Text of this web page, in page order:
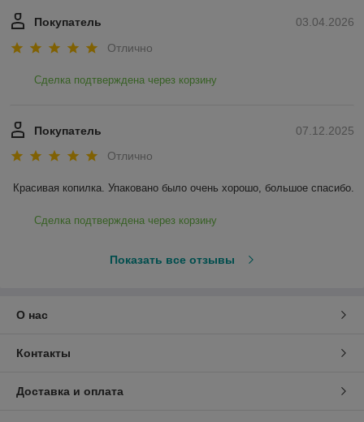
03.04.2026
Покупатель
Отлично
Сделка подтверждена через корзину
07.12.2025
Покупатель
Отлично
Красивая копилка. Упаковано было очень хорошо, большое спасибо.
Сделка подтверждена через корзину
Показать все отзывы
О нас
Контакты
Доставка и оплата